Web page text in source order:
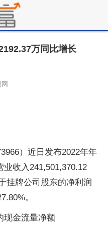
万同比增长
）近日发布2022年年
收入241,501,370.12
挂牌公司股东的净利润
。
现金流量净额